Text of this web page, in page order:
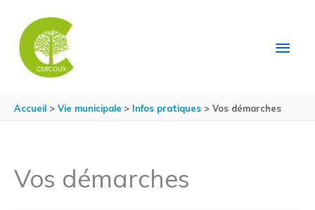
Accueil Vie municipale Infos pratiques Vos démarches
Vos démarches